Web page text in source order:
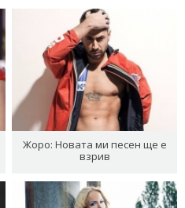
Жоро: Новата ми песен ще е
взрив